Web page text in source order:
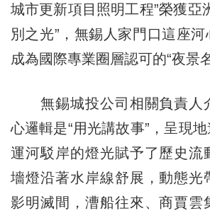
城市更新項目照明工程”榮獲亞
別之光”，無錫人家門口這座河
成為國際專業圈層認可的“夜景名
無錫城投公司相關負責人
心邏輯是“用光講故事”，呈現
運河駁岸的燈光賦予了歷史流
墻燈沿著水岸線舒展，動態光
影明滅間，漕船往來、商賈雲